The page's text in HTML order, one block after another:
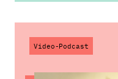
Video-Podcast